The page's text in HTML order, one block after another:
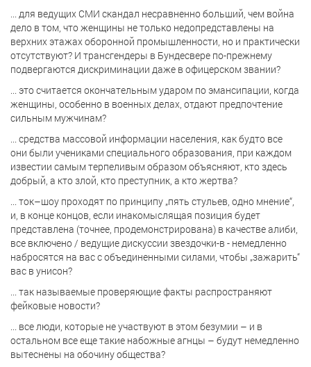
... для ведущих СМИ скандал несравненно больший, чем война
дело в том, что женщины не только недопредставлены на
верхних этажах оборонной промышленности, но и практически
отсутствуют? И трансгендеры в Бундесвере по-прежнему
подвергаются дискриминации даже в офицерском звании?
... это считается окончательным ударом по эмансипации, когда
женщины, особенно в военных делах, отдают предпочтение
сильным мужчинам?
... средства массовой информации населения, как будто все
они были учениками специального образования, при каждом
известии самым терпеливым образом объясняют, кто здесь
добрый, а кто злой, кто преступник, а кто жертва?
... ток–шоу проходят по принципу „пять стульев, одно мнение“,
и, в конце концов, если инакомыслящая позиция будет
представлена (точнее, продемонстрирована) в качестве алиби,
все включено / ведущие дискуссии звездочки-в - немедленно
набросятся на вас с объединенными силами, чтобы „зажарить“
вас в унисон?
... так называемые проверяющие факты распространяют
фейковые новости?
... все люди, которые не участвуют в этом безумии – и в
остальном все еще такие набожные агнцы – будут немедленно
вытеснены на обочину общества?